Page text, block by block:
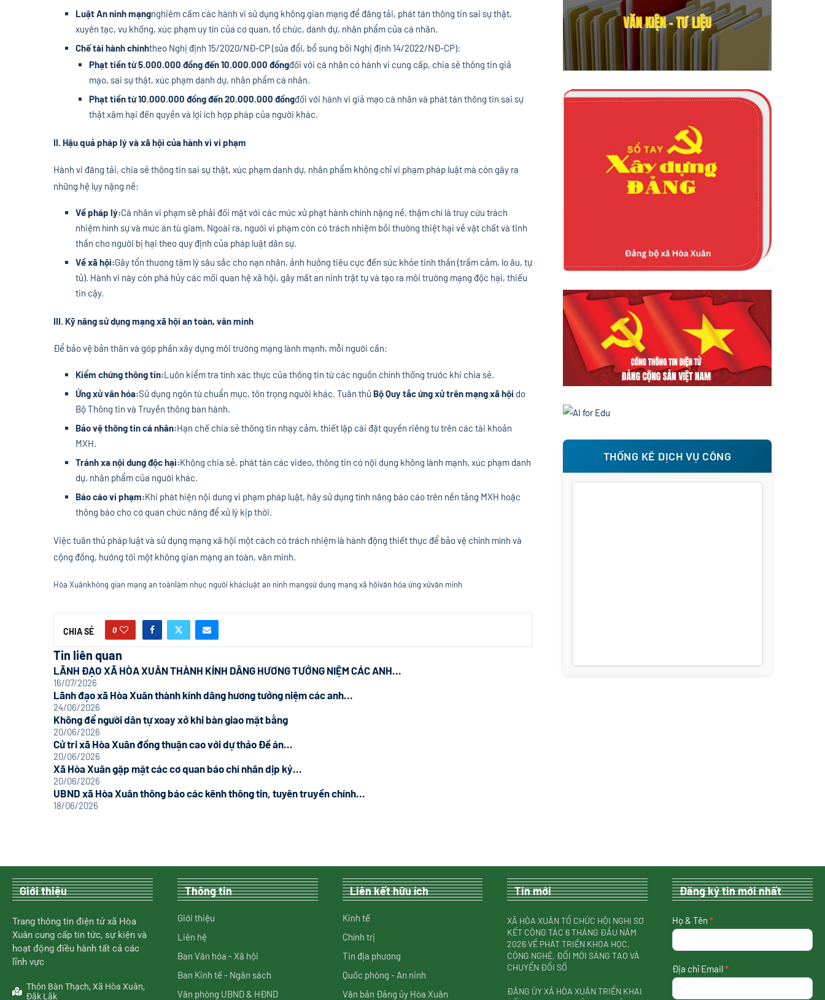
Luật An ninh mạngnghiêm cấm các hành vi sử dụng không gian mạng để đăng tải, phát tán thông tin sai sự thật,
xuyên tạc, vu khống, xúc phạm uy tín của cơ quan, tổ chức, danh dự, nhân phẩm của cá nhân.
Chế tài hành chínhtheo Nghị định 15/2020/NĐ-CP (sửa đổi, bổ sung bởi Nghị định 14/2022/NĐ-CP):
Phạt tiền từ 5.000.000 đồng đến 10.000.000 đồngđối với cá nhân có hành vi cung cấp, chia sẻ thông tin giả
mạo, sai sự thật, xúc phạm danh dự, nhân phẩm cá nhân.
Phạt tiền từ 10.000.000 đồng đến 20.000.000 đồngđối với hành vi giả mạo cá nhân và phát tán thông tin sai sự
thật xâm hại đến quyền và lợi ích hợp pháp của người khác.
II. Hậu quả pháp lý và xã hội của hành vi vi phạm
Hành vi đăng tải, chia sẻ thông tin sai sự thật, xúc phạm danh dự, nhân phẩm không chỉ vi phạm pháp luật mà còn gây ra
những hệ lụy nặng nề:
Về pháp lý:Cá nhân vi phạm sẽ phải đối mặt với các mức xử phạt hành chính nặng nề, thậm chí là truy cứu trách
nhiệm hình sự và mức án tù giam. Ngoài ra, người vi phạm còn có trách nhiệm bồi thường thiệt hại về vật chất và tinh
thần cho người bị hại theo quy định của pháp luật dân sự.
Về xã hội:Gây tổn thương tâm lý sâu sắc cho nạn nhân, ảnh hưởng tiêu cực đến sức khỏe tinh thần (trầm cảm, lo âu, tự
tử). Hành vi này còn phá hủy các mối quan hệ xã hội, gây mất an ninh trật tự và tạo ra môi trường mạng độc hại, thiếu
tin cậy.
III. Kỹ năng sử dụng mạng xã hội an toàn, văn minh
Để bảo vệ bản thân và góp phần xây dựng môi trường mạng lành mạnh, mỗi người cần:
Kiểm chứng thông tin:Luôn kiểm tra tính xác thực của thông tin từ các nguồn chính thống trước khi chia sẻ.
Ứng xử văn hóa:Sử dụng ngôn từ chuẩn mực, tôn trọng người khác. Tuân thủ Bộ Quy tắc ứng xử trên mạng xã hội do
Bộ Thông tin và Truyền thông ban hành.
Bảo vệ thông tin cá nhân:Hạn chế chia sẻ thông tin nhạy cảm, thiết lập cài đặt quyền riêng tư trên các tài khoản
MXH.
Tránh xa nội dung độc hại:Không chia sẻ, phát tán các video, thông tin có nội dung không lành mạnh, xúc phạm danh
dự, nhân phẩm của người khác.
Báo cáo vi phạm:Khi phát hiện nội dung vi phạm pháp luật, hãy sử dụng tính năng báo cáo trên nền tảng MXH hoặc
thông báo cho cơ quan chức năng để xử lý kịp thời.
Việc tuân thủ pháp luật và sử dụng mạng xã hội một cách có trách nhiệm là hành động thiết thực để bảo vệ chính mình và
cộng đồng, hướng tới một không gian mạng an toàn, văn minh.
Hòa Xuânkhông gian mạng an toànlàm nhục người khácluật an ninh mạngsử dụng mạng xã hộivăn hóa ứng xửvăn minh
CHIA SẺ 0
Tin liên quan
LÃNH ĐẠO XÃ HÒA XUÂN THÀNH KÍNH DÂNG HƯƠNG TƯỞNG NIỆM CÁC ANH...
16/07/2026
Lãnh đạo xã Hòa Xuân thành kính dâng hương tưởng niệm các anh...
24/06/2026
Không để người dân tự xoay xở khi bàn giao mặt bằng
20/06/2026
Cử tri xã Hòa Xuân đồng thuận cao với dự thảo Đề án...
20/06/2026
Xã Hòa Xuân gặp mặt các cơ quan báo chí nhân dịp kỷ...
20/06/2026
UBND xã Hòa Xuân thông báo các kênh thông tin, tuyên truyền chính...
18/06/2026
THỐNG KÊ DỊCH VỤ CÔNG
Giới thiệu
Trang thông tin điện tử xã Hòa
Xuân cung cấp tin tức, sự kiện và
hoạt động điều hành tất cả các
lĩnh vực
Thôn Bàn Thạch, Xã Hòa Xuân,
Đắk Lắk
Thông tin
Giới thiệu
Liên hệ
Ban Văn hóa - Xã hội
Ban Kinh tế - Ngân sách
Văn phòng UBND & HĐND
Liên kết hữu ích
Kinh tế
Chính trị
Tin địa phương
Quốc phòng - An ninh
Văn bản Đảng ủy Hòa Xuân
Tin mới
XÃ HÒA XUÂN TỔ CHỨC HỘI NGHỊ SƠ
KẾT CÔNG TÁC 6 THÁNG ĐẦU NĂM
2026 VỀ PHÁT TRIỂN KHOA HỌC,
CÔNG NGHỆ, ĐỔI MỚI SÁNG TẠO VÀ
CHUYỂN ĐỔI SỐ
ĐẢNG ỦY XÃ HÒA XUÂN TRIỂN KHAI
Đăng ký tin mới nhất
nhận
tin
nhất
Họ & Tên*
Địa chỉ Email*